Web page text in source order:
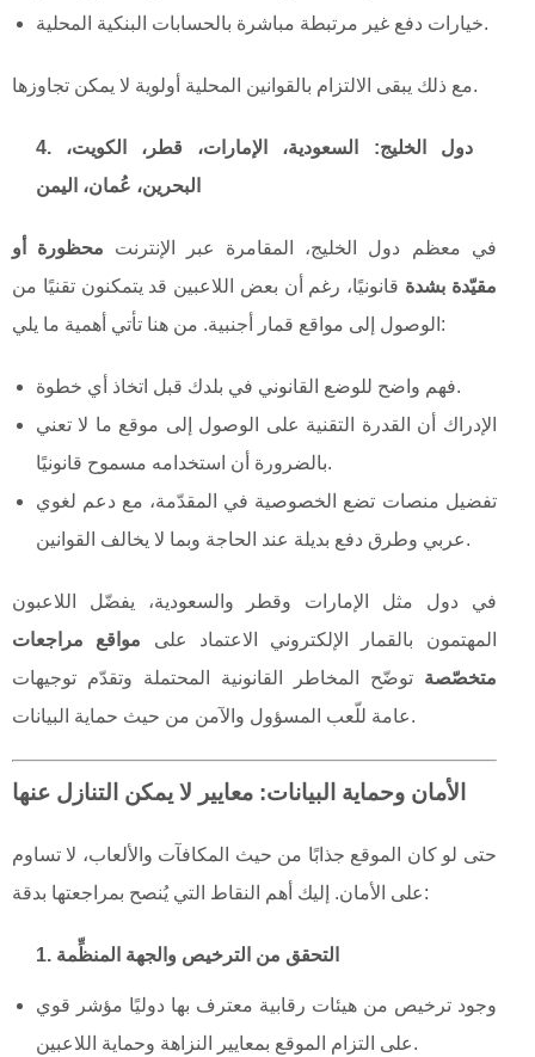
خيارات دفع غير مرتبطة مباشرة بالحسابات البنكية المحلية.
مع ذلك يبقى الالتزام بالقوانين المحلية أولوية لا يمكن تجاوزها.
4. دول الخليج: السعودية، الإمارات، قطر، الكويت،
البحرين، عُمان، اليمن
في معظم دول الخليج، المقامرة عبر الإنترنت محظورة أو
مقيّدة بشدة قانونيًا، رغم أن بعض اللاعبين قد يتمكنون تقنيًا من
الوصول إلى مواقع قمار أجنبية. من هنا تأتي أهمية ما يلي:
فهم واضح للوضع القانوني في بلدك قبل اتخاذ أي خطوة.
الإدراك أن القدرة التقنية على الوصول إلى موقع ما لا تعني
بالضرورة أن استخدامه مسموح قانونيًا.
تفضيل منصات تضع الخصوصية في المقدّمة، مع دعم لغوي
عربي وطرق دفع بديلة عند الحاجة وبما لا يخالف القوانين.
في دول مثل الإمارات وقطر والسعودية، يفضّل اللاعبون
المهتمون بالقمار الإلكتروني الاعتماد على مواقع مراجعات
متخصّصة توضّح المخاطر القانونية المحتملة وتقدّم توجيهات
عامة للّعب المسؤول والآمن من حيث حماية البيانات.
الأمان وحماية البيانات: معايير لا يمكن التنازل عنها
حتى لو كان الموقع جذابًا من حيث المكافآت والألعاب، لا تساوم
على الأمان. إليك أهم النقاط التي يُنصح بمراجعتها بدقة:
1. التحقق من الترخيص والجهة المنظِّمة
وجود ترخيص من هيئات رقابية معترف بها دوليًا مؤشر قوي
على التزام الموقع بمعايير النزاهة وحماية اللاعبين.